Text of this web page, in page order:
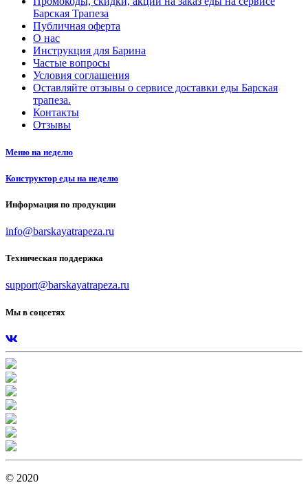
Барская Трапеза
Публичная оферта
О нас
Инструкция для Барина
Частые вопросы
Условия соглашения
Оставляйте отзывы о сервисе доставки еды Барская
трапеза.
Контакты
Отзывы
Меню на неделю
Конструктор еды на неделю
Информация по продукции
info@barskayatrapeza.ru
Техническая поддержка
support@barskayatrapeza.ru
Мы в соцсетях
© 2020